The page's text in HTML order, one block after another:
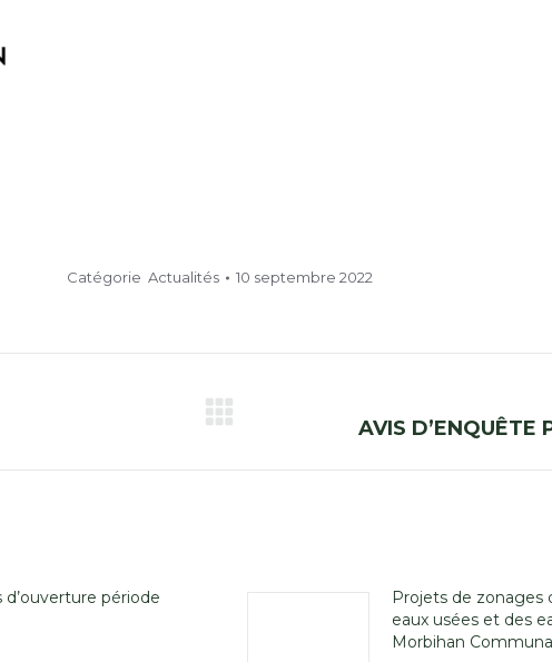
Catégorie Actualités 10 septembre 2022
AVIS D’ENQUÊTE
période
Projets de zonages
eaux usées et des
Morbihan